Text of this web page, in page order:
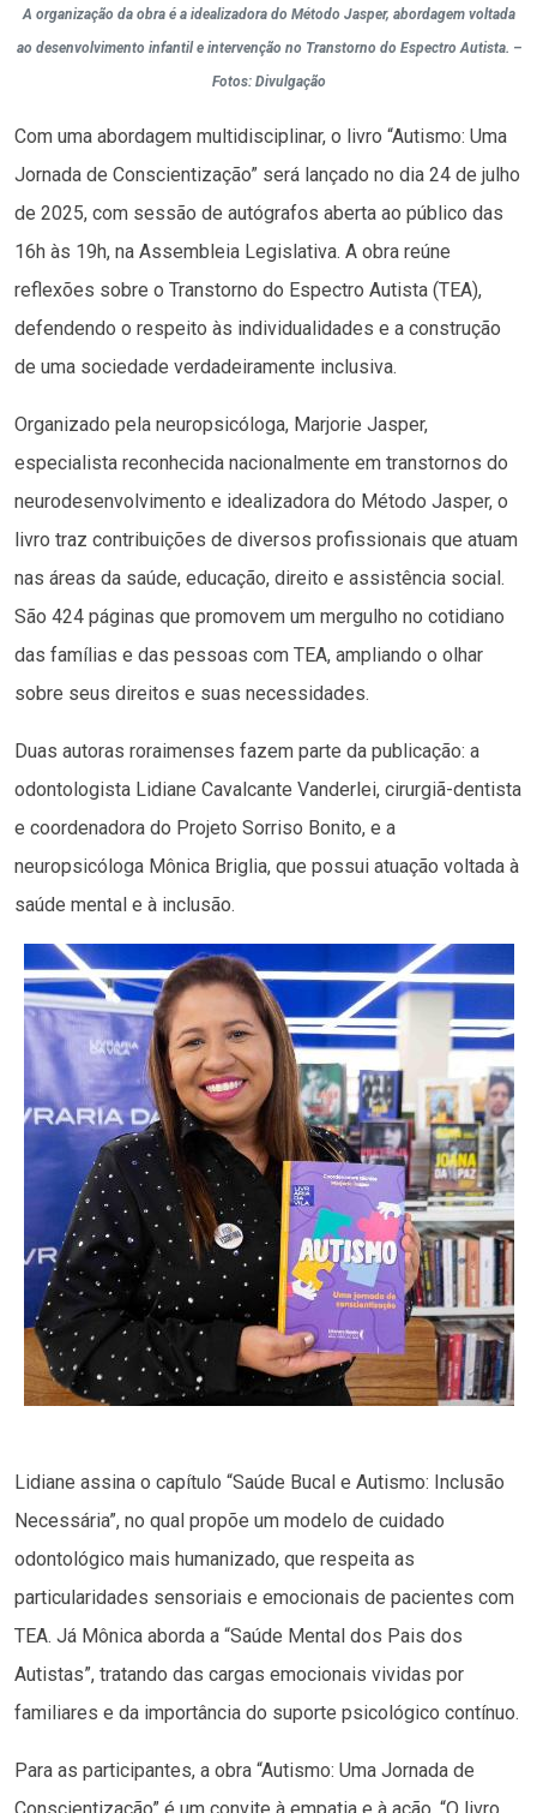
A organização da obra é a idealizadora do Método Jasper, abordagem voltada
ao desenvolvimento infantil e intervenção no Transtorno do Espectro Autista. –
Fotos: Divulgação
Com uma abordagem multidisciplinar, o livro “Autismo: Uma
Jornada de Conscientização” será lançado no dia 24 de julho
de 2025, com sessão de autógrafos aberta ao público das
16h às 19h, na Assembleia Legislativa. A obra reúne
reflexões sobre o Transtorno do Espectro Autista (TEA),
defendendo o respeito às individualidades e a construção
de uma sociedade verdadeiramente inclusiva.
Organizado pela neuropsicóloga, Marjorie Jasper,
especialista reconhecida nacionalmente em transtornos do
neurodesenvolvimento e idealizadora do Método Jasper, o
livro traz contribuições de diversos profissionais que atuam
nas áreas da saúde, educação, direito e assistência social.
São 424 páginas que promovem um mergulho no cotidiano
das famílias e das pessoas com TEA, ampliando o olhar
sobre seus direitos e suas necessidades.
Duas autoras roraimenses fazem parte da publicação: a
odontologista Lidiane Cavalcante Vanderlei, cirurgiã-dentista
e coordenadora do Projeto Sorriso Bonito, e a
neuropsicóloga Mônica Briglia, que possui atuação voltada à
saúde mental e à inclusão.
Lidiane assina o capítulo “Saúde Bucal e Autismo: Inclusão
Necessária”, no qual propõe um modelo de cuidado
odontológico mais humanizado, que respeita as
particularidades sensoriais e emocionais de pacientes com
TEA. Já Mônica aborda a “Saúde Mental dos Pais dos
Autistas”, tratando das cargas emocionais vividas por
familiares e da importância do suporte psicológico contínuo.
Para as participantes, a obra “Autismo: Uma Jornada de